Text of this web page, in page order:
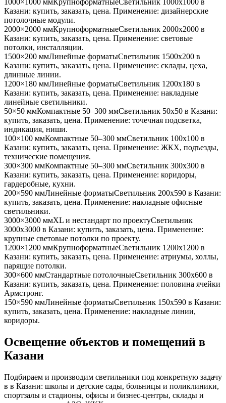
1000×1000 ммКрупноформатныеСветильник 1000x1000 в
Казани: купить, заказать, цена. Применение: дизайнерские
потолочные модули.
2000×2000 ммКрупноформатныеСветильник 2000x2000 в
Казани: купить, заказать, цена. Применение: световые
потолки, инсталляции.
1500×200 ммЛинейные форматыСветильник 1500x200 в
Казани: купить, заказать, цена. Применение: склады, цеха,
длинные линии.
1200×180 ммЛинейные форматыСветильник 1200x180 в
Казани: купить, заказать, цена. Применение: накладные
линейные светильники.
50×50 ммКомпактные 50–300 ммСветильник 50x50 в Казани:
купить, заказать, цена. Применение: точечная подсветка,
индикация, ниши.
100×100 ммКомпактные 50–300 ммСветильник 100x100 в
Казани: купить, заказать, цена. Применение: ЖКХ, подъезды,
технические помещения.
300×300 ммКомпактные 50–300 ммСветильник 300x300 в
Казани: купить, заказать, цена. Применение: коридоры,
гардеробные, кухни.
200×590 ммЛинейные форматыСветильник 200x590 в Казани:
купить, заказать, цена. Применение: накладные офисные
светильники.
3000×3000 ммXL и нестандарт по проектуСветильник
3000x3000 в Казани: купить, заказать, цена. Применение:
крупные световые потолки по проекту.
1200×1200 ммКрупноформатныеСветильник 1200x1200 в
Казани: купить, заказать, цена. Применение: атриумы, холлы,
парящие потолки.
300×600 ммСтандартные потолочныеСветильник 300x600 в
Казани: купить, заказать, цена. Применение: половина ячейки
Армстронг.
150×590 ммЛинейные форматыСветильник 150x590 в Казани:
купить, заказать, цена. Применение: накладные линии,
коридоры.
Освещение объектов и помещений в
Казани
Подбираем и производим светильники под конкретную задачу
в в Казани: школы и детские сады, больницы и поликлиники,
спортзалы и стадионы, офисы и бизнес-центры, склады и